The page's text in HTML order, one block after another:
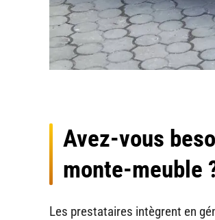
Avez-vous
monte-meuble
Les prestataires intègrent en